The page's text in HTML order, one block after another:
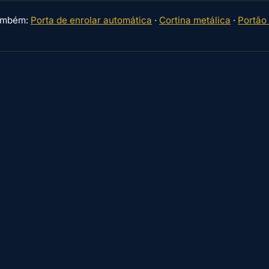
Porta de enrolar automática · Cortina metálica ·